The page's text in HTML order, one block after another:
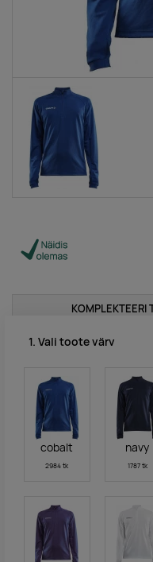
KOMPLEKTEERI
1. Vali toote värv
cobalt
2984 tk
navy
1787 tk